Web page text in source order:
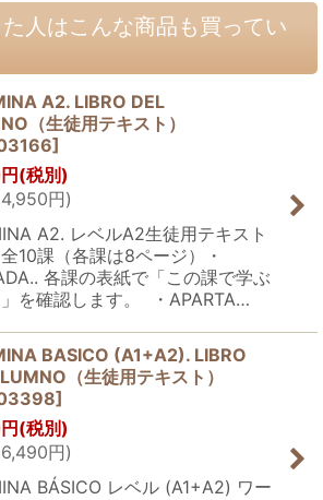
人はこんな商品も買ってい
A2. LIBRO DEL
（生徒用テキスト）
]
円 (税別)
4,950円)
A2. レベルA2生徒用テキスト
10課（各課は8ページ）・
各課の表紙で「この課で学ぶ
を確認します。 ・APARTA…
BASICO (A1+A2). LIBRO
（生徒用テキスト）
]
円 (税別)
6,490円)
BÁSICO レベル (A1+A2) ワー